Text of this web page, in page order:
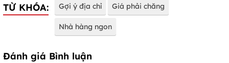
TỪ KHÓA: Gợi ý địa chỉ Giá phải chăng
Nhà hàng ngon
Đánh giá Bình luận